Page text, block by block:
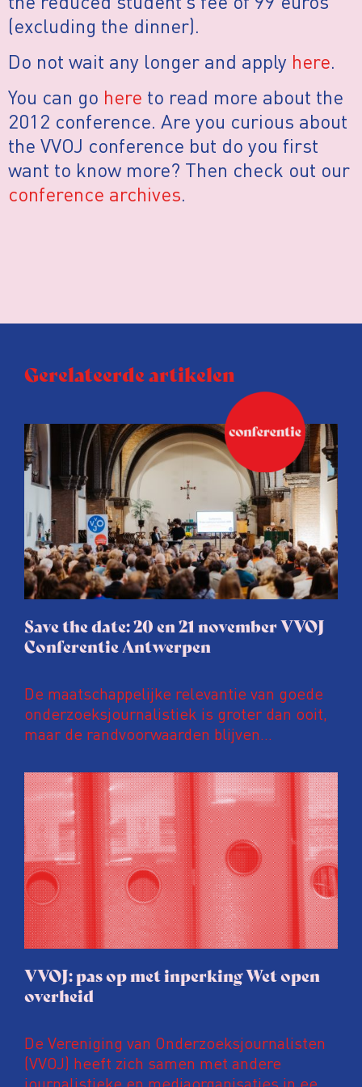
(excluding the dinner).
Do not wait any longer and apply here.
You can go here to read more about the
2012 conference. Are you curious about
the VVOJ conference but do you first
want to know more? Then check out our
conference archives.
Gerelateerde artikelen
Save the date: 20 en 21 november VVOJ
Conferentie Antwerpen
De maatschappelijke relevantie van goede
onderzoeksjournalistiek is groter dan ooit,
maar de randvoorwaarden blijven
Conferentie duiken we in De
ongemakkelijke werkelijkheid: een eerlijke
en urgente blik op de staat van ons vak.
VVOJ: pas op met inperking Wet open
overheid
De Vereniging van Onderzoeksjournalisten
(VVOJ) heeft zich samen met andere